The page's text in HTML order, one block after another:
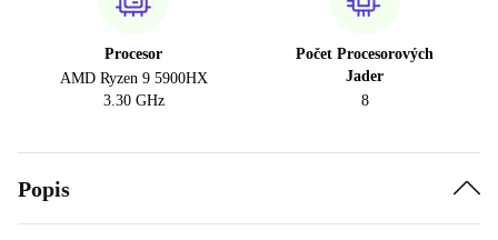
Procesor
AMD Ryzen 9 5900HX
3.30 GHz
Počet Procesorových
Jader
8
Popis